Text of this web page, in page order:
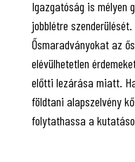
Igazgatóság is mélyen
jobblétre
Ősmaradványokat az
elévülhetetlen
előtti lezárása miatt.
földtani alapszelvény
folytathassa a